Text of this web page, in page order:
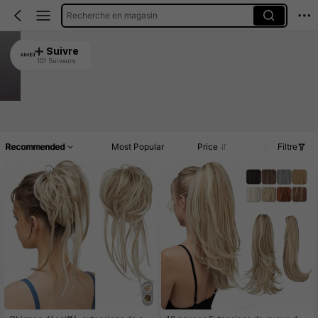
Recherche en magasin
AIMEII
4.87
Suivre
101 Suiveurs
Recommended Most Popular Price Filtre